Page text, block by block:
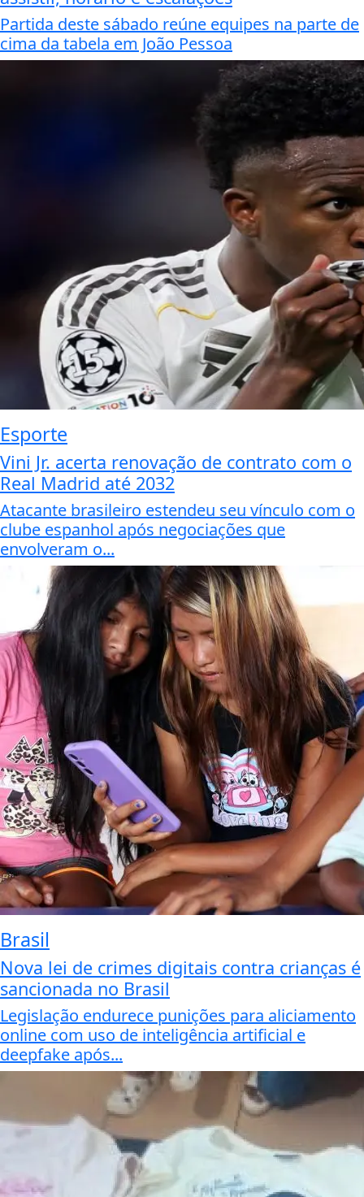
Partida deste sábado reúne equipes na parte de
cima da tabela em João Pessoa
Esporte
Vini Jr. acerta renovação de contrato com o
Real Madrid até 2032
Atacante brasileiro estendeu seu vínculo com o
clube espanhol após negociações que
envolveram o...
Brasil
Nova lei de crimes digitais contra crianças é
sancionada no Brasil
Legislação endurece punições para aliciamento
online com uso de inteligência artificial e
deepfake após...